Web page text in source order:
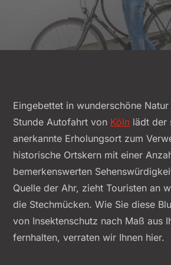
Eingebettet in wunderschöne
Stunde Autofahrt von Köln lädt der
anerkannte Erholungsort zum
historische Ortskern mit einer
bemerkenswerten
Quelle der Ahr, zieht Touristen an
die Stechmücken. Wie Sie diese
von Insektenschutz nach Maß aus
fernhalten, verraten wir Ihnen hier.